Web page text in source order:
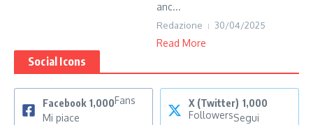
anc...
Redazione 30/04/2025
Read More
Social Icons
Facebook 1,000Fans
Mi piace
X (Twitter) 1,000
FollowersSegui